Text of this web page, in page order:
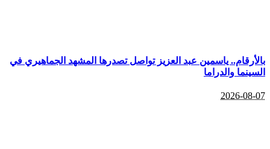
بالأرقام.. ياسمين عبد العزيز تواصل تصدرها المشهد الجماهيري في
السينما والدراما
2026-08-07